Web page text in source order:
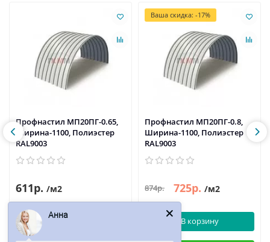
Профнастил МП20ПГ-0.65,
Ширина-1100, Полиэстер
RAL9003
611р. /м2
В корзину
Ваша скидка: -17%
Профнастил МП20ПГ-0.8,
Ширина-1100, Полиэстер
RAL9003
874р. 725р. /м2
В корзину
Анна